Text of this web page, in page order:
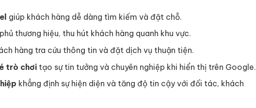
giúp khách hàng dễ dàng tìm kiếm và đặt chỗ.
thương hiệu, thu hút khách hàng quanh khu vực.
hàng tra cứu thông tin và đặt dịch vụ thuận tiện.
trò chơitạo sự tin tưởng và chuyên nghiệp khi hiển thị trên Google.
khẳng định sự hiện diện và tăng độ tin cậy với đối tác, khách